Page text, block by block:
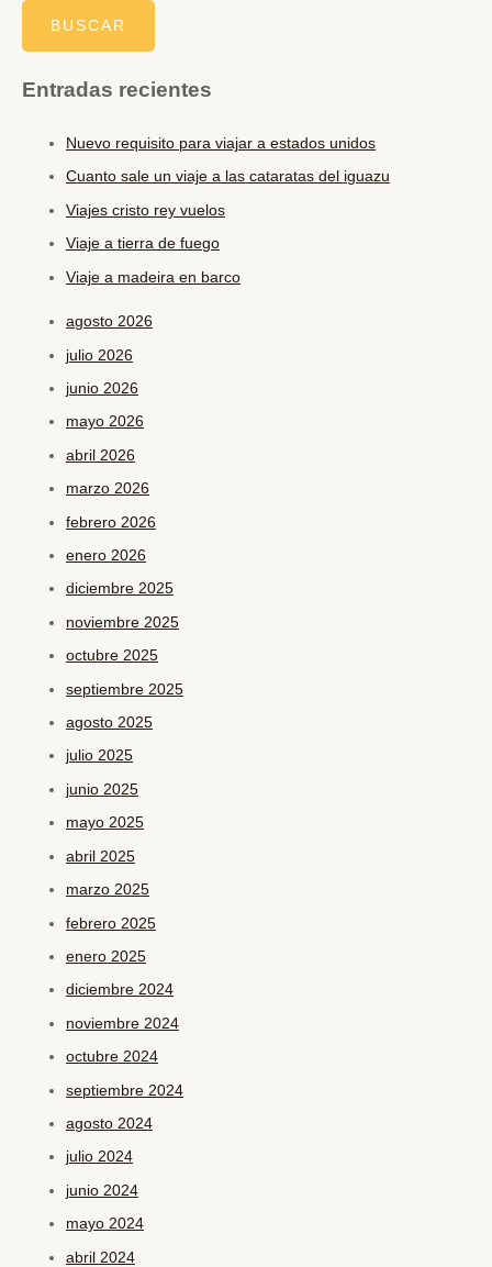
Entradas recientes
Nuevo requisito para viajar a estados unidos
Cuanto sale un viaje a las cataratas del iguazu
Viajes cristo rey vuelos
Viaje a tierra de fuego
Viaje a madeira en barco
agosto 2026
julio 2026
junio 2026
mayo 2026
abril 2026
marzo 2026
febrero 2026
enero 2026
diciembre 2025
noviembre 2025
octubre 2025
septiembre 2025
agosto 2025
julio 2025
junio 2025
mayo 2025
abril 2025
marzo 2025
febrero 2025
enero 2025
diciembre 2024
noviembre 2024
octubre 2024
septiembre 2024
agosto 2024
julio 2024
junio 2024
mayo 2024
abril 2024